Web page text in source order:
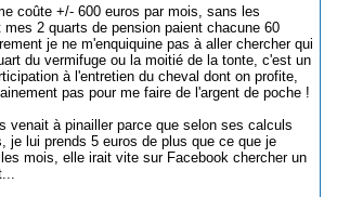
coûte +/- 600 euros par mois, sans les
mes 2 quarts de pension paient chacune 60
je ne m'enquiquine pas à aller chercher qui
du vermifuge ou la moitié de la tonte, c'est un
à l'entretien du cheval dont on profite,
pas pour me faire de l'argent de poche !
venait à pinailler parce que selon ses calculs
je lui prends 5 euros de plus que ce que je
mois, elle irait vite sur Facebook chercher un